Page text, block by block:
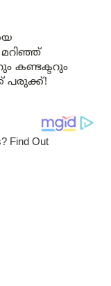
കണ്ടക്ടറും
പരുക്ക്!